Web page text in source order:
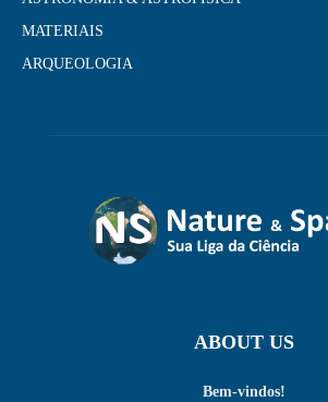
MATERIAIS
ARQUEOLOGIA
ABOUT US
Bem-vindos!